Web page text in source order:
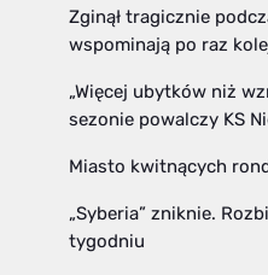
Zginął tragicznie
wspominają po raz
„Więcej ubytków niż
sezonie powalczy KS
Miasto kwitnących
„Syberia” zniknie.
tygodniu